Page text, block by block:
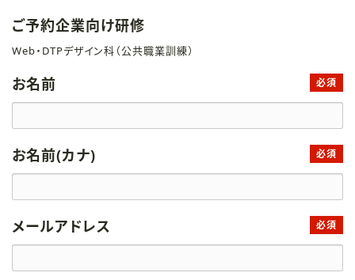
ご予約企業向け研修
Web・DTPデザイン科（公共職業訓練）
お名前 必須
お名前(カナ) 必須
メールアドレス 必須